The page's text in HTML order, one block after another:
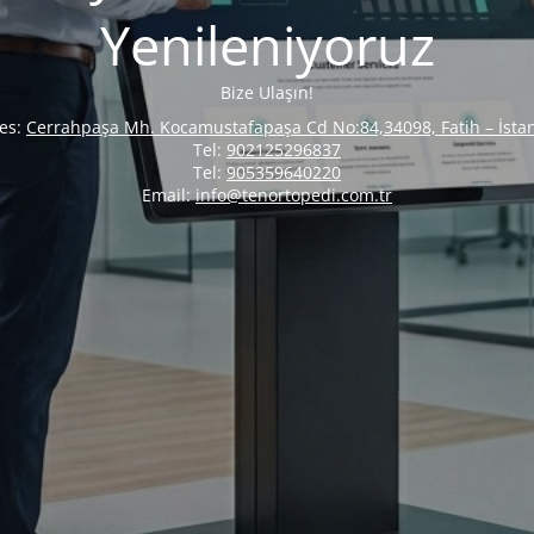
Yenileniyoruz
Bize Ulaşın!
Cerrahpaşa Mh. Kocamustafapaşa Cd No:84,34098, Fatih –
Tel: 902125296837
Tel: 905359640220
Email:info@tenortopedi.com.tr